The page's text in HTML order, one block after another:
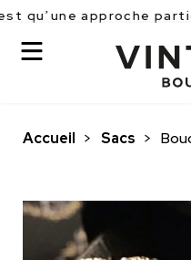
approche partielle des
Accueil > Sacs >